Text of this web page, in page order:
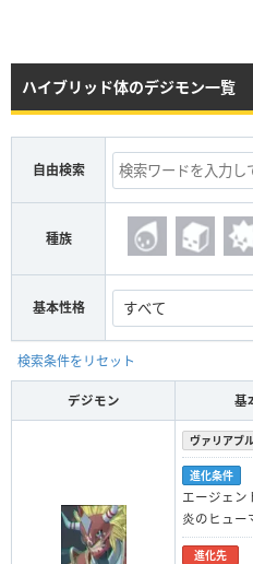
ハイブリッド体のデジモン一覧
自由検索
種族
基本性格
検索条件をリセット
デジモン 基
ヴァリアブ
進化条件
エージェン
炎のヒュー
進化先